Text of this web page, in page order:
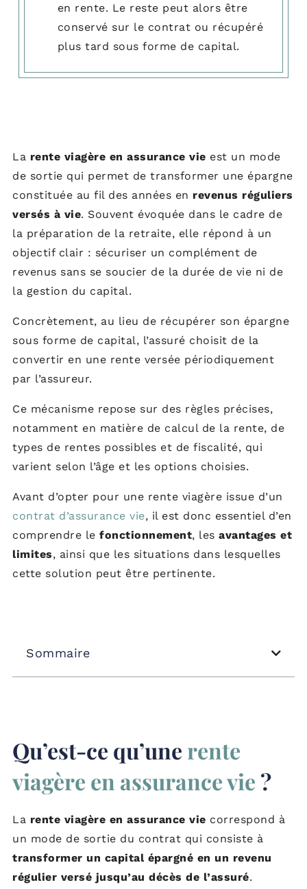
en rente. Le reste peut alors être
conservé sur le contrat ou récupéré
plus tard sous forme de capital.
La rente viagère en assurance vie est un mode
de sortie qui permet de transformer une épargne
constituée au fil des années en revenus réguliers
versés à vie. Souvent évoquée dans le cadre de
la préparation de la retraite, elle répond à un
objectif clair : sécuriser un complément de
revenus sans se soucier de la durée de vie ni de
la gestion du capital.
Concrètement, au lieu de récupérer son épargne
sous forme de capital, l’assuré choisit de la
convertir en une rente versée périodiquement
par l’assureur.
Ce mécanisme repose sur des règles précises,
notamment en matière de calcul de la rente, de
types de rentes possibles et de fiscalité, qui
varient selon l’âge et les options choisies.
Avant d’opter pour une rente viagère issue d’un
contrat d’assurance vie, il est donc essentiel d’en
comprendre le fonctionnement, les avantages et
limites, ainsi que les situations dans lesquelles
cette solution peut être pertinente.
Sommaire
Qu’est-ce qu’une rente
viagère en assurance vie ?
La rente viagère en assurance vie correspond à
un mode de sortie du contrat qui consiste à
transformer un capital épargné en un revenu
régulier versé jusqu’au décès de l’assuré.